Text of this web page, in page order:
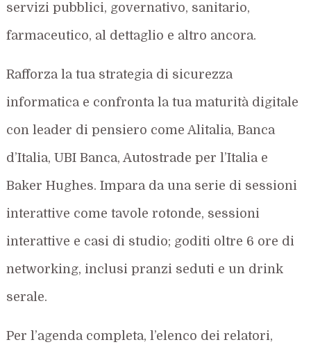
servizi pubblici, governativo, sanitario,
farmaceutico, al dettaglio e altro ancora.
Rafforza la tua strategia di sicurezza
informatica e confronta la tua maturità digitale
con leader di pensiero come Alitalia, Banca
d’Italia, UBI Banca, Autostrade per l’Italia e
Baker Hughes. Impara da una serie di sessioni
interattive come tavole rotonde, sessioni
interattive e casi di studio; goditi oltre 6 ore di
networking, inclusi pranzi seduti e un drink
serale.
Per l’agenda completa, l’elenco dei relatori,